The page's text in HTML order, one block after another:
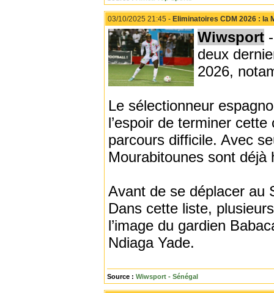
03/10/2025 21:45 - Eliminatoires CDM 2026 : la
Wiwsport
deux
2026,
Le sélectionneur
l’espoir de terminer
parcours difficile. Avec
Mourabitounes sont
Avant de se déplacer au
Dans cette liste,
l’image du gardien
Ndiaga Yade.
Source : Wiwsport - Sénégal